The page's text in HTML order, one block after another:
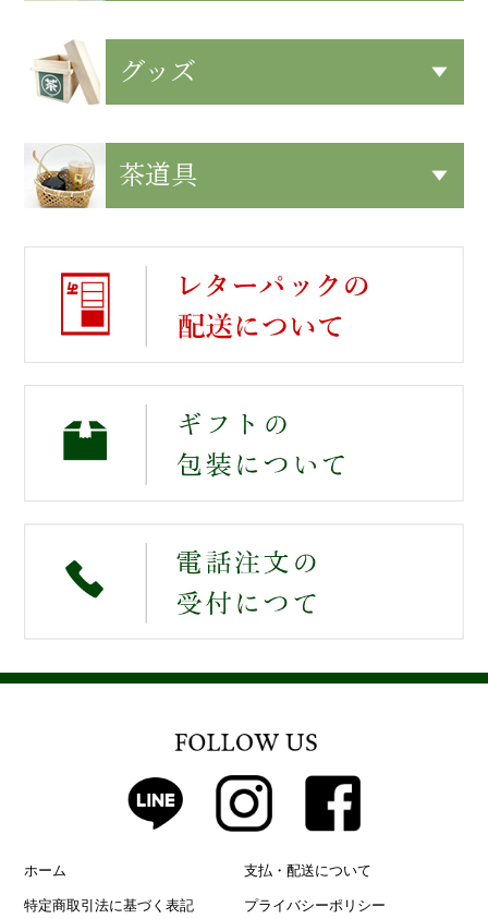
グッズ
茶道具
ホーム 支払・配送について
特定商取引法に基づく表記 プライバシーポリシー